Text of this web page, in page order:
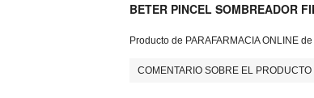
BETER PINCEL SOMBREADOR
Producto de PARAFARMACIA ONLINE
COMENTARIO SOBRE EL PRODUCTO